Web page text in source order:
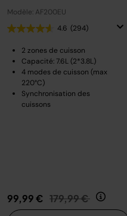
Modèle: AF200EU
4.6 (294)
2 zones de cuisson
Capacité: 7.6L (2*3.8L)
4 modes de cuisson (max
220°C)
Synchronisation des
cuissons
99,99 € Prix réduit de
179,99 € au